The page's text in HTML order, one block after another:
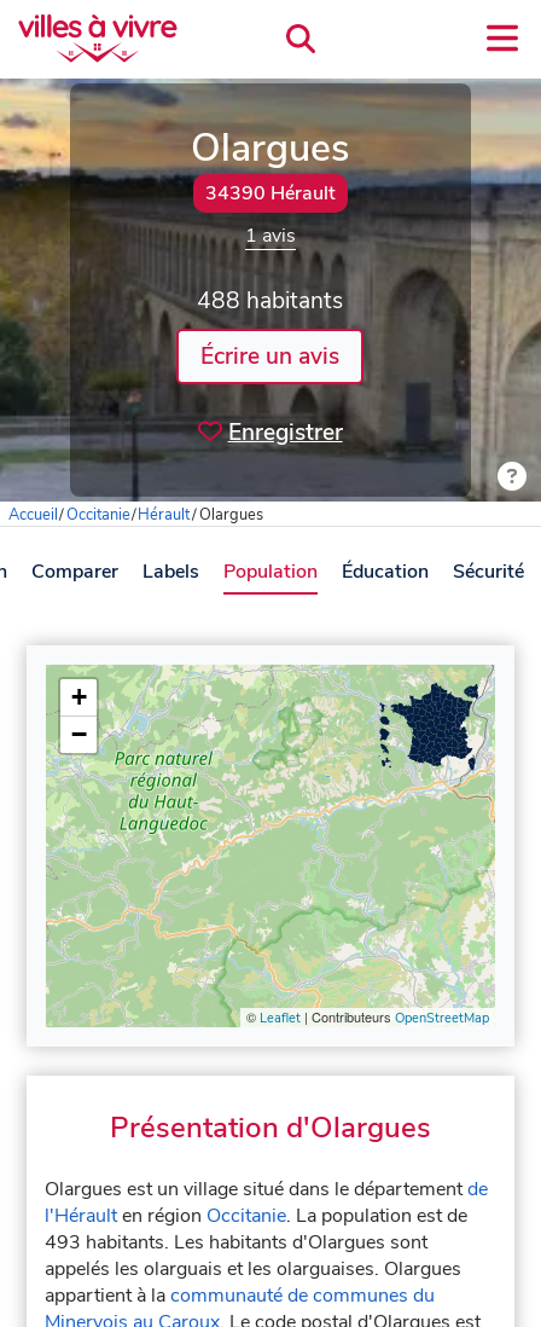
Olargues
34390 Hérault
1 avis
488 habitants
Écrire un avis
Enregistrer
Accueil/Occitanie/Hérault/Olargues
Comparer Labels Population Éducation Sécurité
+
−
© Leaflet| Contributeurs OpenStreetMap
Présentation d'Olargues
Olargues est un village situé dans le départementde
l'Héraulten région Occitanie. La population est de
493 habitants. Les habitants d'Olargues sont
appelés les olarguais et les olarguaises. Olargues
appartient à lacommunauté de communes du